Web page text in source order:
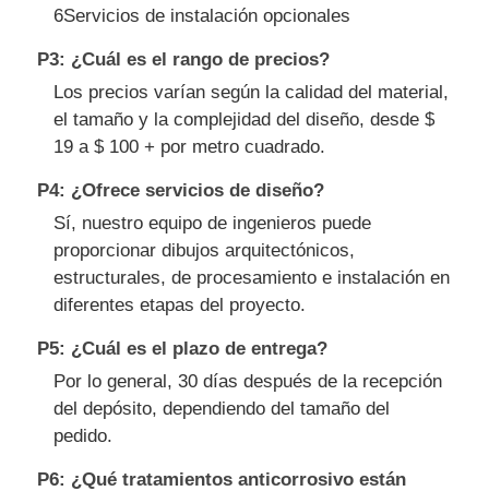
6Servicios de instalación opcionales
P3: ¿Cuál es el rango de precios?
Los precios varían según la calidad del material,
el tamaño y la complejidad del diseño, desde $
19 a $ 100 + por metro cuadrado.
P4: ¿Ofrece servicios de diseño?
Sí, nuestro equipo de ingenieros puede
proporcionar dibujos arquitectónicos,
estructurales, de procesamiento e instalación en
diferentes etapas del proyecto.
P5: ¿Cuál es el plazo de entrega?
Por lo general, 30 días después de la recepción
del depósito, dependiendo del tamaño del
pedido.
P6: ¿Qué tratamientos anticorrosivo están